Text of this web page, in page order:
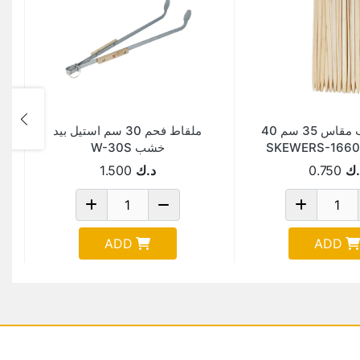
اعواد خشب مقاس 35 سم 40
0.750
ADD
ملقاط فحم 30 سم استيل بيد
خشب W-30S
د.ك 1.500
ADD